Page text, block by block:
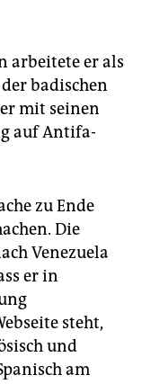
arbeitete er als
badischen
mit seinen
auf Antifa-
zu Ende
Die
Venezuela
er in
steht,
und
am